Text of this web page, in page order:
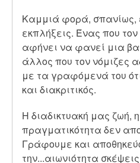
Καμμιά φορά, σπανίως,
εκπλήξεις. Ένας που
αφήνει να φανεί μια
άλλος που τον νόμιζες
με τα γραφόμενά του
και διακριτικός.
Η διαδικτυακή μας ζωή,
πραγματικότητα δεν
Γράφουμε και
την...αιωνιότητα